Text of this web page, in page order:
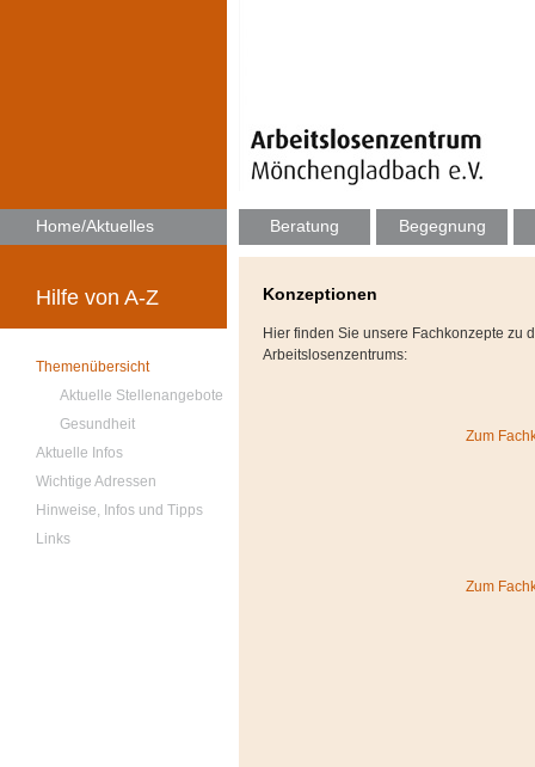
Hilfe von A-Z
Themenübersicht
Aktuelle Stellenangebote
Gesundheit
Aktuelle Infos
Wichtige Adressen
Hinweise, Infos und Tipps
Links
Home/Aktuelles Beratung Begegnung
Konzeptionen
Hier finden Sie unsere Fachkonzepte zu
Arbeitslosenzentrums:
Zum
Zum